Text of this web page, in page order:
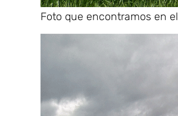
Foto que encontramos en el